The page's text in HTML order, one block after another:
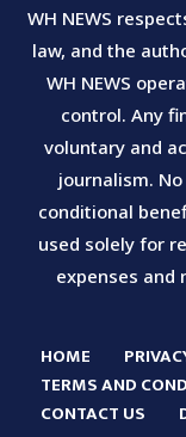
WH NEWS
law, and the
WH NEWS
control. Any
voluntary and
journalism.
conditional
used solely for
expenses and
HOME
TERMS AND
CONTACT US